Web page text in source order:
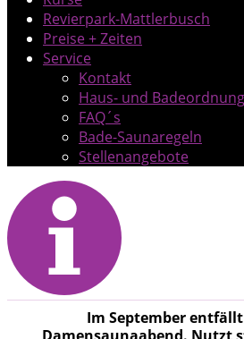
Revierpark-Mattlerbusch
Preise + Zeiten
Service
Kontakt
Haus- und Badeordnung
FAQ´s
Bade-Saunaregeln
Stellenangebote
Im September
Damensaunaabend. Nutzt